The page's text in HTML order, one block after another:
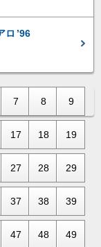
ロ ’96
7 8 9
17 18 19
27 28 29
37 38 39
47 48 49